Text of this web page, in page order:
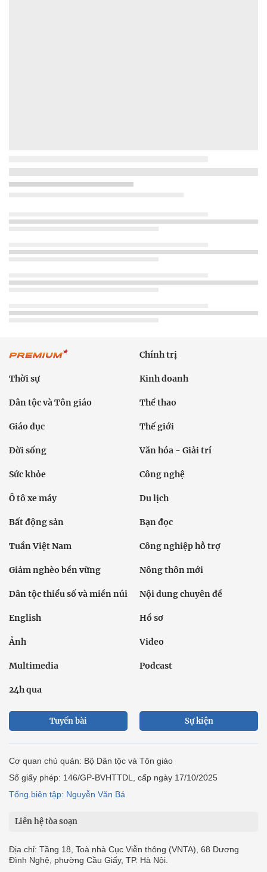
Chính trị
Thời sự Kinh doanh
Dân tộc và Tôn giáo Thể thao
Giáo dục Thế giới
Đời sống Văn hóa - Giải trí
Sức khỏe Công nghệ
Ô tô xe máy Du lịch
Bất động sản Bạn đọc
Tuần Việt Nam Công nghiệp hỗ trợ
Giảm nghèo bền vững Nông thôn mới
Dân tộc thiểu số và miền núi Nội dung chuyên đề
English Hồ sơ
Ảnh Video
Multimedia Podcast
24h qua
Tuyến bài Sự kiện
Cơ quan chủ quản: Bộ Dân tộc và Tôn giáo
Số giấy phép: 146/GP-BVHTTDL, cấp ngày 17/10/2025
Tổng biên tập: Nguyễn Văn Bá
Liên hệ tòa soạn
Địa chỉ: Tầng 18, Toà nhà Cục Viễn thông (VNTA), 68 Dương
Đình Nghệ, phường Cầu Giấy, TP. Hà Nội.